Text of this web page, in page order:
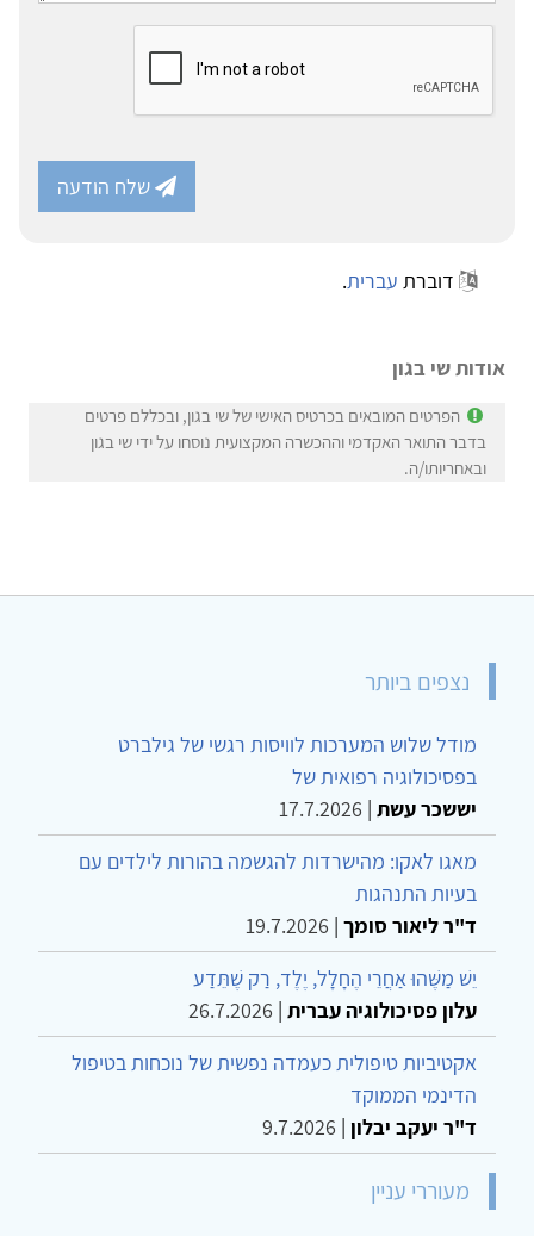
שלח הודעה
דוברת עברית.
אודות שי בגון
הפרטים המובאים בכרטיס האישי של שי בגון, ובכללם פרטים
בדבר התואר האקדמי וההכשרה המקצועית נוסחו על ידי שי בגון
ובאחריותו/ה.
נצפים ביותר
מודל שלוש המערכות לוויסות רגשי של גילברט
בפסיכולוגיה רפואית של
יששכר עשת |
17.7.2026
מאגו לאקו: מהישרדות להגשמה בהורות לילדים עם
בעיות התנהגות
ד"ר ליאור סומך |
19.7.2026
יֵשׁ מַשֶּׁהוּ אַחֲרֵי הֶחָלָל, יֶלֶד, רַק שֶׁתֵּדַע
עלון פסיכולוגיה עברית |
26.7.2026
אקטיביות טיפולית כעמדה נפשית של נוכחות בטיפול
הדינמי הממוקד
ד"ר יעקב יבלון |
9.7.2026
מעוררי עניין